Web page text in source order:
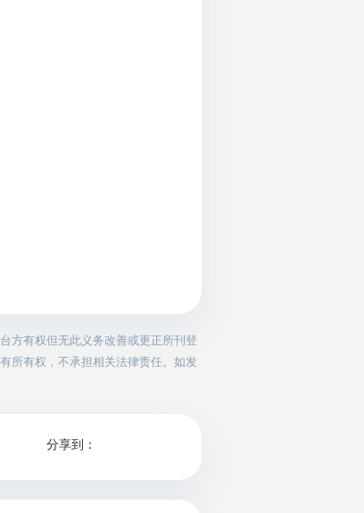
方有权但无此义务改善或更正所刊登
所有权，不承担相关法律责任。如发
分享到：